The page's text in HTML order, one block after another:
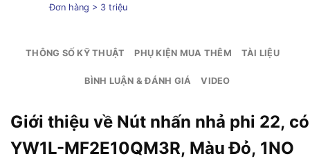
Đơn hàng > 3 triệu
THÔNG SỐ KỸ THUẬT PHỤ KIỆN MUA THÊM TÀI LIỆU
BÌNH LUẬN & ĐÁNH GIÁ VIDEO
Giới thiệu về Nút nhấn nhả phi 22,
YW1L-MF2E10QM3R, Màu Đỏ, 1NO